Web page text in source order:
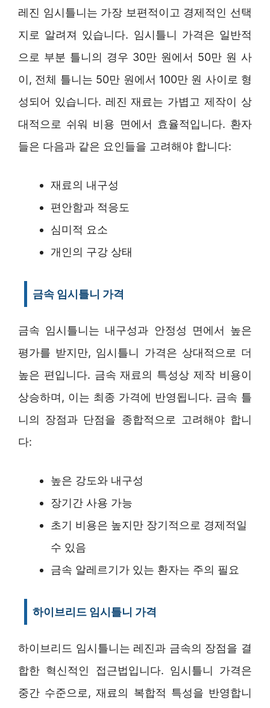
레진 임시틀니는 가장 보편적이고 경제적인 선택
지로 알려져 있습니다. 임시틀니 가격은 일반적
으로 부분 틀니의 경우 30만 원에서 50만 원 사
이, 전체 틀니는 50만 원에서 100만 원 사이로 형
성되어 있습니다. 레진 재료는 가볍고 제작이 상
대적으로 쉬워 비용 면에서 효율적입니다. 환자
들은 다음과 같은 요인들을 고려해야 합니다:
재료의 내구성
편안함과 적응도
심미적 요소
개인의 구강 상태
금속 임시틀니 가격
금속 임시틀니는 내구성과 안정성 면에서 높은
평가를 받지만, 임시틀니 가격은 상대적으로 더
높은 편입니다. 금속 재료의 특성상 제작 비용이
상승하며, 이는 최종 가격에 반영됩니다. 금속 틀
니의 장점과 단점을 종합적으로 고려해야 합니
다:
높은 강도와 내구성
장기간 사용 가능
초기 비용은 높지만 장기적으로 경제적일
수 있음
금속 알레르기가 있는 환자는 주의 필요
하이브리드 임시틀니 가격
하이브리드 임시틀니는 레진과 금속의 장점을 결
합한 혁신적인 접근법입니다. 임시틀니 가격은
중간 수준으로, 재료의 복합적 특성을 반영합니